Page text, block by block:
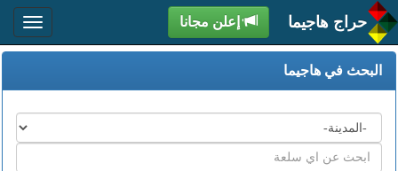
حراج هاجيما إعلن مجانا
البحث في هاجيما
المدن
اكتب
عبارة